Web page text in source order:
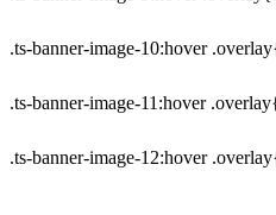
.ts-banner-image-10:hover
.ts-banner-image-11:hover
.ts-banner-image-12:hover